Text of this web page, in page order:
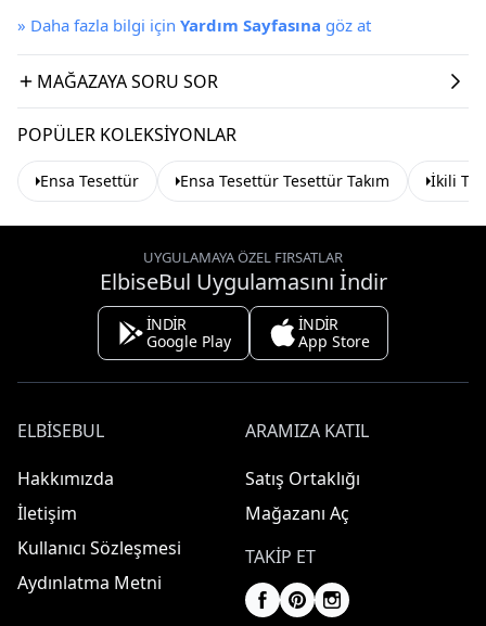
» Daha fazla bilgi için Yardım Sayfasına göz at
MAĞAZAYA SORU SOR
POPÜLER KOLEKSIYONLAR
Ensa Tesettür Ensa Tesettür Tesettür Takım İkili
UYGULAMAYA ÖZEL FIRSATLAR
ElbiseBul Uygulamasını İndir
İNDİR
Google Play
İNDİR
App Store
ELBISEBUL
Hakkımızda
İletişim
Kullanıcı Sözleşmesi
Aydınlatma Metni
ARAMIZA KATIL
Satış Ortaklığı
Mağazanı Aç
TAKIP ET